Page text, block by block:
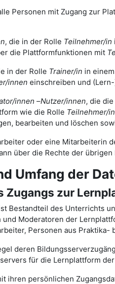
Personen mit Zugang zur
, die in der Rolle Teilnehmer/in
die Plattformfunktionen mit
in der Rolle Trainer/in in
innen einschreiben und
innen –Nutzer/innen, die
wie die Rolle Teilnehmer/in
bearbeiten und löschen
oder eine Mitarbeiterin
über die Rechte der
Umfang der
Zugangs zur
Bestandteil des Unterrichts
Moderatoren der
Personen aus
deren
für die Lernplattform
ihren persönlichen